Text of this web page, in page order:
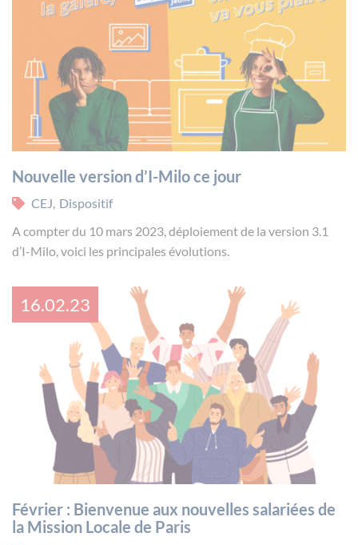
Nouvelle version d’I-Milo ce jour
CEJ, Dispositif
A compter du 10 mars 2023, déploiement de la version 3.1
d’I-Milo, voici les principales évolutions.
16.02.23
Février : Bienvenue aux nouvelles salariées de
la Mission Locale de Paris